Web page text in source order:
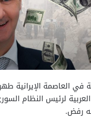
العاصمة الإيرانية
لرئيس النظام
رفض.